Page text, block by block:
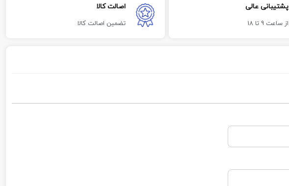
پشتیبانی عالی
از ساعت 9 تا 18
اصالت کالا
تضمین اصالت کالا